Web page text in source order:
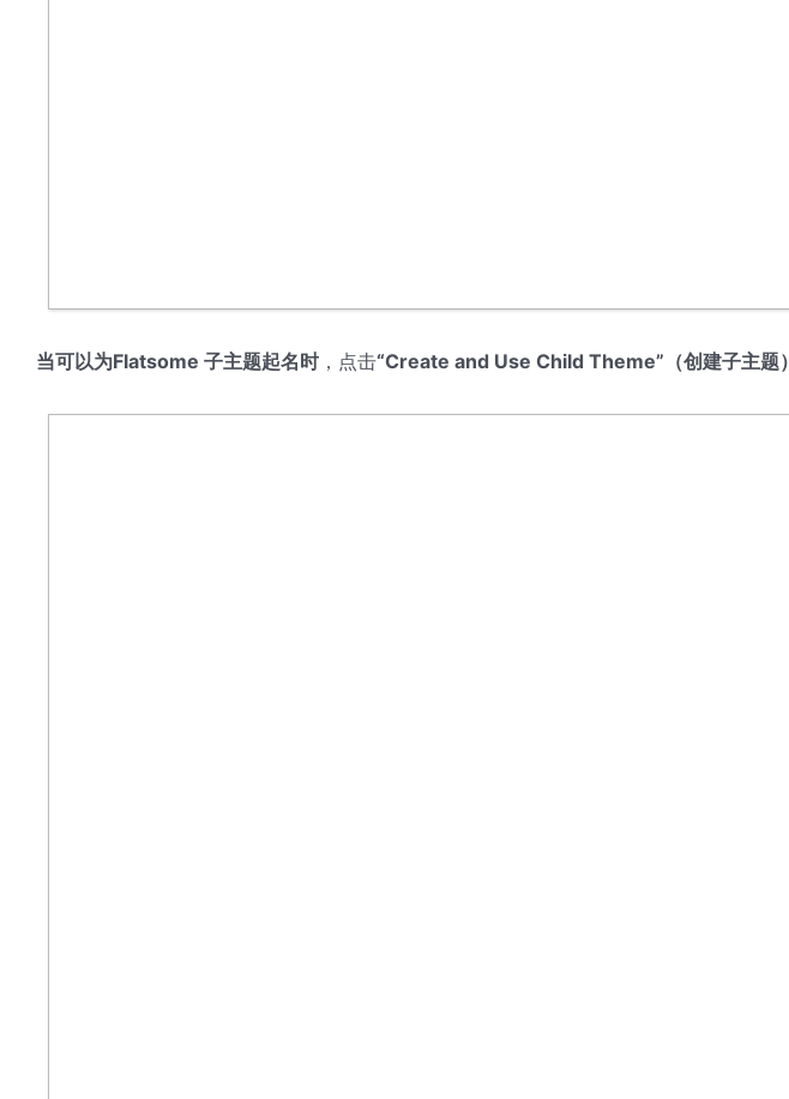
当可以为Flatsome 子主题起名时 ， 点击“Create and Use Child Theme”（创建子主题）